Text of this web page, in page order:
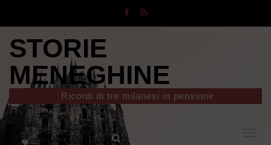
STORIE
MENEGHINE
Ricordi di tre milanesi in pensione